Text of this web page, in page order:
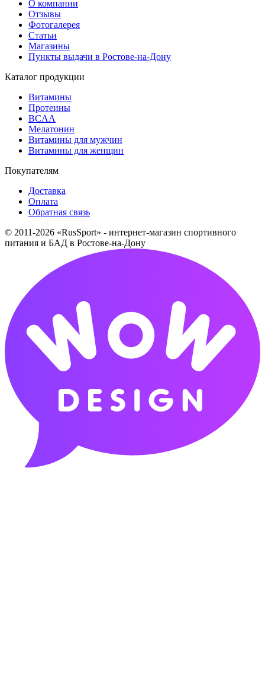
О компании
Отзывы
Фотогалерея
Статьи
Магазины
Пункты выдачи в Ростове-на-Дону
Каталог продукции
Витамины
Протеины
BCAA
Мелатонин
Витамины для мужчин
Витамины для женщин
Покупателям
Доставка
Оплата
Обратная связь
© 2011-2026 «RusSport» - интернет-магазин спортивного
питания и БАД в Ростове-на-Дону